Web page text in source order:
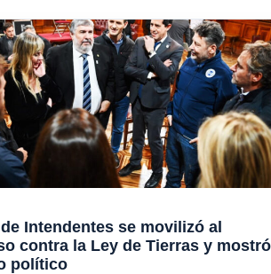
Intendentes se movilizó al
contra la Ley de Tierras y mostró
político